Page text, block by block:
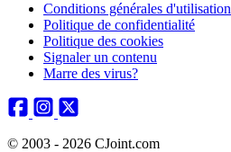
Conditions générales d'utilisation
Politique de confidentialité
Politique des cookies
Signaler un contenu
Marre des virus?
© 2003 - 2026 CJoint.com